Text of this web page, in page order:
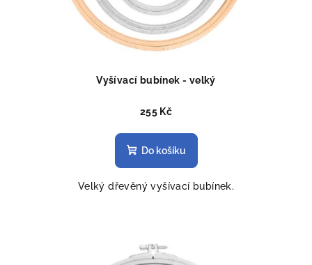
Vyšívací bubínek - velký
255 Kč
Do košíku
Velký dřevěný vyšívací bubínek.